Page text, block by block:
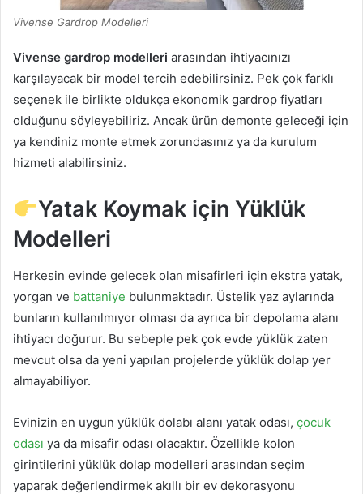
Vivense Gardrop Modelleri
Vivense gardrop modelleri arasından ihtiyacınızı
karşılayacak bir model tercih edebilirsiniz. Pek çok farklı
seçenek ile birlikte oldukça ekonomik gardrop fiyatları
olduğunu söyleyebiliriz. Ancak ürün demonte geleceği için
ya kendiniz monte etmek zorundasınız ya da kurulum
hizmeti alabilirsiniz.
Yatak Koymak için Yüklük
Modelleri
Herkesin evinde gelecek olan misafirleri için ekstra yatak,
yorgan ve battaniye bulunmaktadır. Üstelik yaz aylarında
bunların kullanılmıyor olması da ayrıca bir depolama alanı
ihtiyacı doğurur. Bu sebeple pek çok evde yüklük zaten
mevcut olsa da yeni yapılan projelerde yüklük dolap yer
almayabiliyor.
Evinizin en uygun yüklük dolabı alanı yatak odası, çocuk
odası ya da misafir odası olacaktır. Özellikle kolon
girintilerini yüklük dolap modelleri arasından seçim
yaparak değerlendirmek akıllı bir ev dekorasyonu